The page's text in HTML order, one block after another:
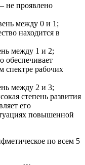
не проявлено
между 0 и 1;
находится в
между 1 и 2;
обеспечивает
спектре рабочих
между 2 и 3;
степень развития
его
повышенной
по всем 5